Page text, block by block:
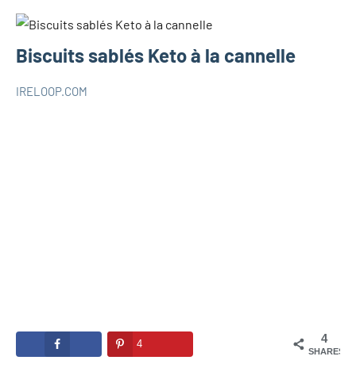
Biscuits sablés Keto à la cannelle
IRELOOP.COM
4
SHARES
4